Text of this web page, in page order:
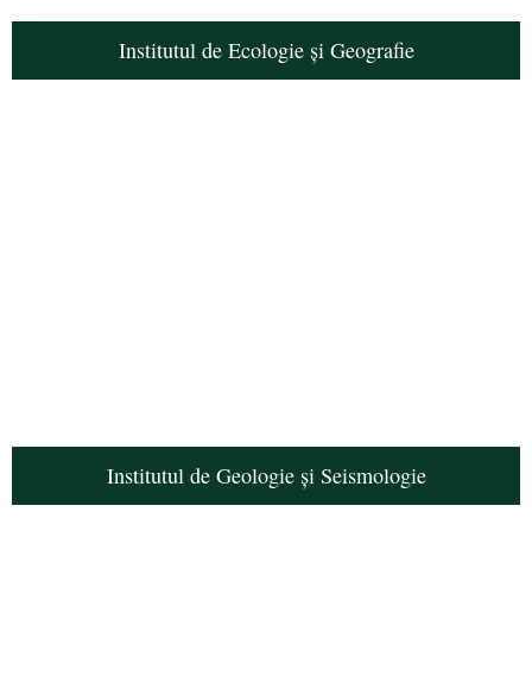
Institutul de Ecologie și Geografie
Institutul de Geologie și Seismologie